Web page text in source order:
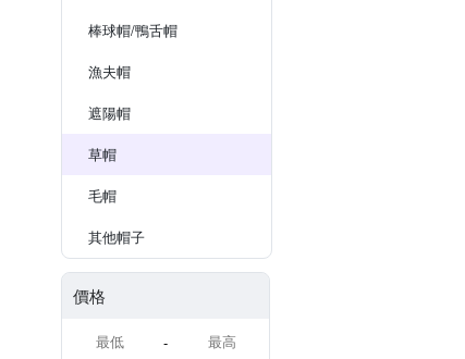
棒球帽/鴨舌帽
漁夫帽
遮陽帽
草帽
毛帽
其他帽子
價格
-